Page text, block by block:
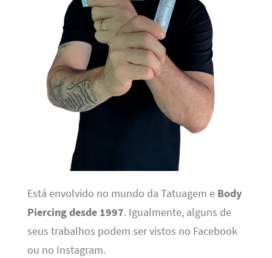
Está envolvido no mundo da Tatuagem e Body
Piercing desde 1997. Igualmente, alguns de
seus trabalhos podem ser vistos no Facebook
ou no Instagram.